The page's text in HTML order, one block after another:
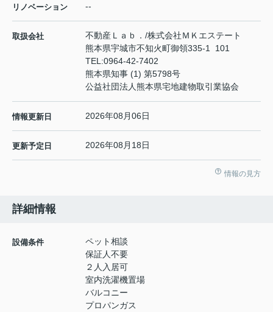
リノベーション --
取扱会社
不動産Ｌａｂ．/株式会社ＭＫエステート
熊本県宇城市不知火町御領335-1 101
TEL:0964-42-7402
熊本県知事 (1) 第5798号
公益社団法人熊本県宅地建物取引業協会
情報更新日 2026年08月06日
更新予定日 2026年08月18日
情報の見方
詳細情報
設備条件
ペット相談
保証人不要
２人入居可
室内洗濯機置場
バルコニー
プロパンガス